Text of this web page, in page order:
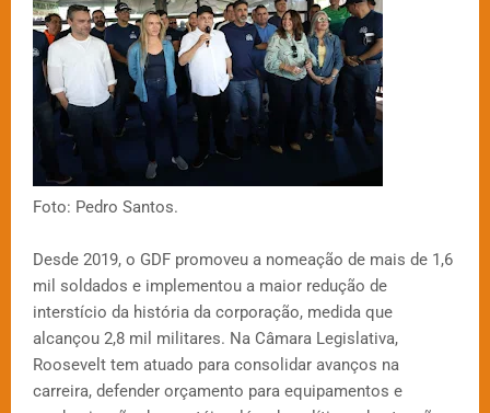
Foto: Pedro Santos.
Desde 2019, o GDF promoveu a nomeação de mais de 1,6
mil soldados e implementou a maior redução de
interstício da história da corporação, medida que
alcançou 2,8 mil militares. Na Câmara Legislativa,
Roosevelt tem atuado para consolidar avanços na
carreira, defender orçamento para equipamentos e